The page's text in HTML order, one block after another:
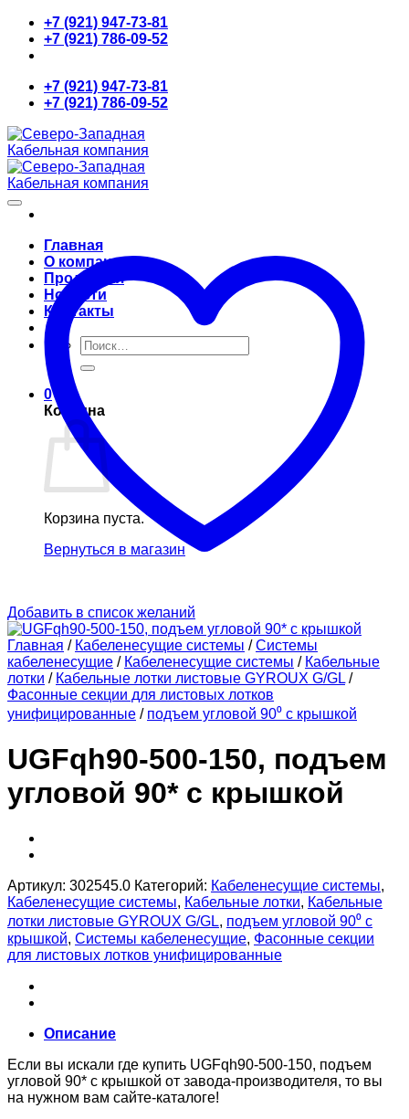
Skip
content
+7 (921) 947-73-81
+7 (921) 786-09-52
+7 (921) 947-73-81
+7 (921) 786-09-52
Главная
О компании
Продукция
Новости
Контакты
Искать:
0
Корзина
Корзина пуста.
Вернуться в магазин
Добавить в список желаний
Главная / Кабеленесущие системы / Системы
кабеленесущие / Кабеленесущие системы / Кабельные
лотки / Кабельные лотки листовые GYROUX G/GL /
Фасонные секции для листовых лотков
унифицированные / подъем угловой 90⁰ с крышкой
UGFqh90-500-150, подъем
угловой 90* с крышкой
Артикул: 302545.0 Категорий: Кабеленесущие системы,
Кабеленесущие системы, Кабельные лотки, Кабельные
лотки листовые GYROUX G/GL, подъем угловой 90⁰ с
крышкой, Системы кабеленесущие, Фасонные секции
для листовых лотков унифицированные
Описание
Если вы искали где купить UGFqh90-500-150, подъем
угловой 90* с крышкой от завода-производителя, то вы
на нужном вам сайте-каталоге!